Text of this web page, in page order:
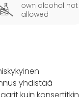
own alcohol not
allowed
yhdistää